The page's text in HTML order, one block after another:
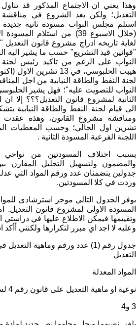
وهذا يعني ان الاجتماع المذكور قد
التعديل؛ ولكن بعد الشروع في
استلم مجلس النواب مسودة ثانية
(خلال الاسبوع 39) من استلام
لغاية تاريخه ادراج مشروع قانون
"قوانين قيد التشريع" حسب ما يشير اليه
النواب على الرغم من تاكيد رئيس لجنة
هيبت الحلبوسي، في 13
لجنة النفط والطاقة النيابية من اجل
النواب للتصويت عليه"؛ فهل يشير
الثانية لمشروع قانون التعديل؟؟؟ إلا ان
الى قيام لجنة النفط والطاقة النيابية
تشرين اول الحالي؛ وحسب المعطيات
اللجنة الفرعية المسودة الثانية .
بسبب اختلاف المسودتين من نواحي
والمضمون ولتسهيل التحليل المقارن
جدولين يتضمنان عدد ورقم المواد التي
وردت في كلا المسودتين.
يوفر الجدول التالي موجز استرشادي
المسودة الاولى لمشروع قانون التعديل.
وتقييمها فيمكن الاطلاع عليها في دراستي
وعليه لا اجد اي مبرر لتكرارها ولكنني أأكد
جدول رقم (1) عدد ورقم وماهية
التعديل
المواد المعدلة
نوعية او ماهية التعديل على قانون رقم 4 لسنة 2018
3 و4